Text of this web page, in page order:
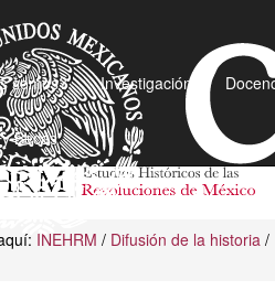
somos? Investigación
Becas
INEHRM / Difusión de la historia /